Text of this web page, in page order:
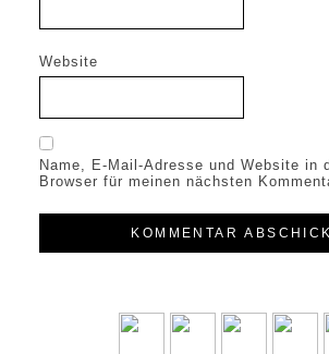
Website
Name, E-Mail-Adresse und Website in
Browser für meinen nächsten